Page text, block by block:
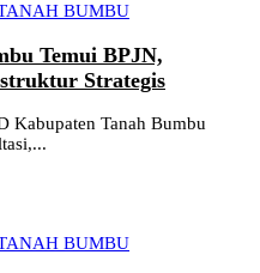
BUMBU
Temui BPJN,
Strategis
Tanah Bumbu
BUMBU